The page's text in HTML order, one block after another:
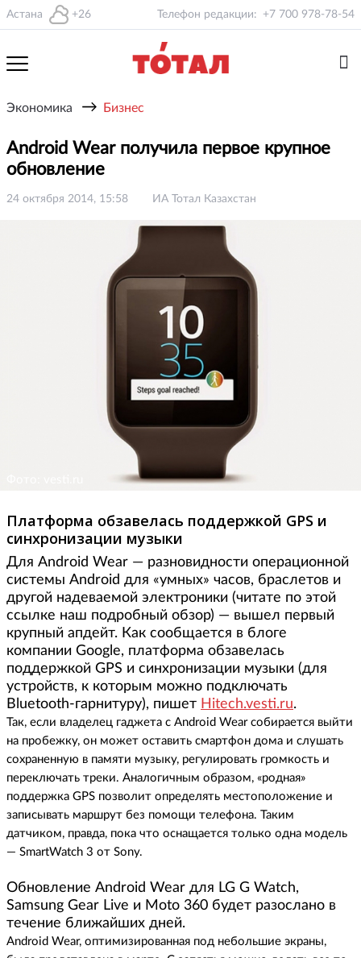
Астана +26 Телефон редакции: +7 700 978-78-54
Экономика → Бизнес
Android Wear получила первое крупное
обновление
24 октября 2014, 15:58 ИА Тотал Казахстан
Платформа обзавелась поддержкой GPS и
синхронизации музыки
Для Android Wear — разновидности операционной
системы Android для «умных» часов, браслетов и
другой надеваемой электроники (читате по этой
ссылке наш подробный обзор) — вышел первый
крупный апдейт. Как сообщается в блоге
компании Google, платформа обзавелась
поддержкой GPS и синхронизации музыки (для
устройств, к которым можно подключать
Bluetooth-гарнитуру), пишет Hitech.vesti.ru.
Так, если владелец гаджета с Android Wear собирается выйти
на пробежку, он может оставить смартфон дома и слушать
сохраненную в памяти музыку, регулировать громкость и
переключать треки. Аналогичным образом, «родная»
поддержка GPS позволит определять местоположение и
записывать маршрут без помощи телефона. Таким
датчиком, правда, пока что оснащается только одна модель
— SmartWatch 3 от Sony.
Обновление Android Wear для LG G Watch,
Samsung Gear Live и Moto 360 будет разослано в
течение ближайших дней.
Android Wear, оптимизированная под небольшие экраны,